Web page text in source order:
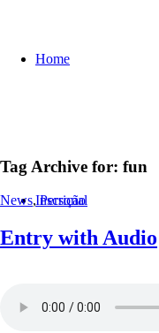
Home
Inscrição
Tag Archive for: fun
News,Personal
Entry with Audio